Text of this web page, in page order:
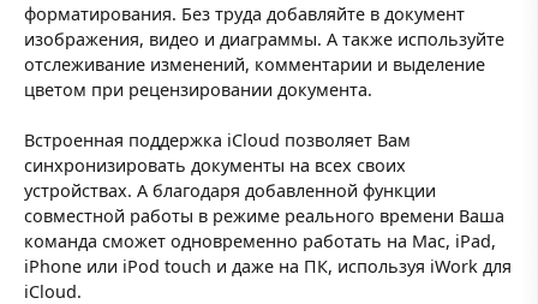
форматирования. Без труда добавляйте в документ
изображения, видео и диаграммы. А также используйте
отслеживание изменений, комментарии и выделение
цветом при рецензировании документа.
Встроенная поддержка iCloud позволяет Вам
синхронизировать документы на всех своих
устройствах. А благодаря добавленной функции
совместной работы в режиме реального времени Ваша
команда сможет одновременно работать на Mac, iPad,
iPhone или iPod touch и даже на ПК, используя iWork для
iCloud.